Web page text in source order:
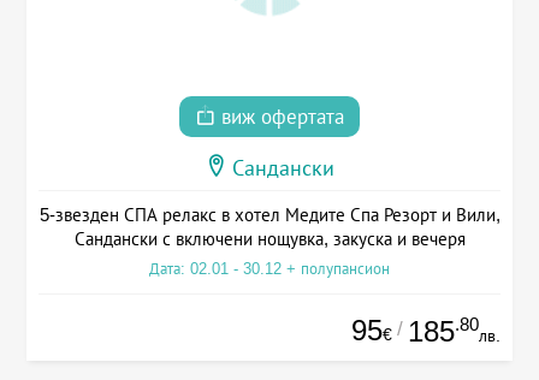
виж офертата
Сандански
5-звезден СПА релакс в хотел Медите Спа Резорт и Вили,
Сандански с включени нощувка, закуска и вечеря
Дата: 02.01 - 30.12 + полупансион
95€ / 185.80
лв.